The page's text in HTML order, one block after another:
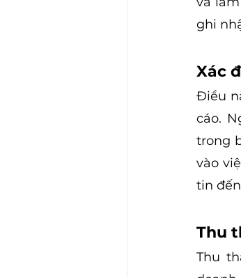
ghi
Xác
Điều
cáo.
trong
vào
tin
Thu
Thu